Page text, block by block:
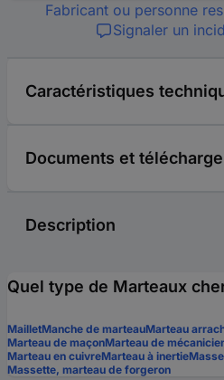
Fabricant ou personne
Signaler un
Caractéristiques
Documents et
Description
Quel type de Marteaux
MailletManche de marteauMarteau
Marteau de maçonMarteau de
Marteau en cuivreMarteau à inertie
Massette, marteau de forgeron